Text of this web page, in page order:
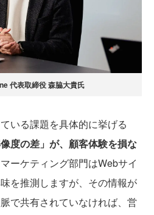
代表取締役 森脇大貴氏
いる課題を具体的に挙げる
度の差」が、顧客体験を損な
ーケティング部門はWebサイ
を推測しますが、その情報が
で共有されていなければ、営